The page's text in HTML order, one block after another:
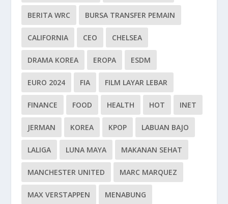
BERITA WRC BURSA TRANSFER PEMAIN
CALIFORNIA CEO CHELSEA
DRAMA KOREA EROPA ESDM
EURO 2024 FIA FILM LAYAR LEBAR
FINANCE FOOD HEALTH HOT INET
JERMAN KOREA KPOP LABUAN BAJO
LALIGA LUNA MAYA MAKANAN SEHAT
MANCHESTER UNITED MARC MARQUEZ
MAX VERSTAPPEN MENABUNG